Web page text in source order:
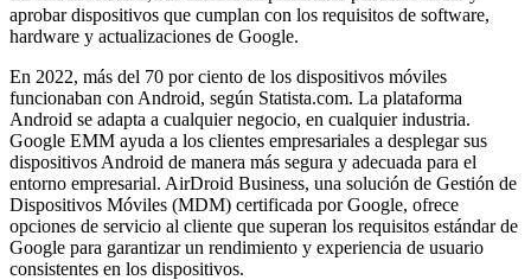
aprobar dispositivos que cumplan con los requisitos de software,
hardware y actualizaciones de Google.
En 2022, más del 70 por ciento de los dispositivos móviles
funcionaban con Android, según Statista.com. La plataforma
Android se adapta a cualquier negocio, en cualquier industria.
Google EMM ayuda a los clientes empresariales a desplegar sus
dispositivos Android de manera más segura y adecuada para el
entorno empresarial. AirDroid Business, una solución de Gestión de
Dispositivos Móviles (MDM) certificada por Google, ofrece
opciones de servicio al cliente que superan los requisitos estándar de
Google para garantizar un rendimiento y experiencia de usuario
consistentes en los dispositivos.